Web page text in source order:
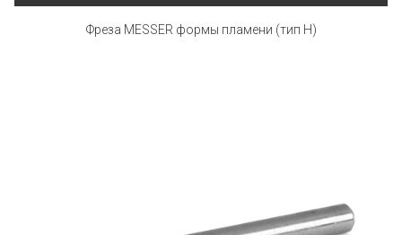
Фреза MESSER формы пламени (тип Н)